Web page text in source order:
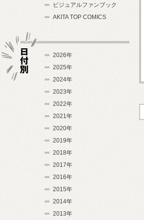
ビジュアルファンブック
AKITA TOP COMICS
2026年
2025年
2024年
2023年
2022年
2021年
2020年
2019年
2018年
2017年
2016年
2015年
2014年
2013年